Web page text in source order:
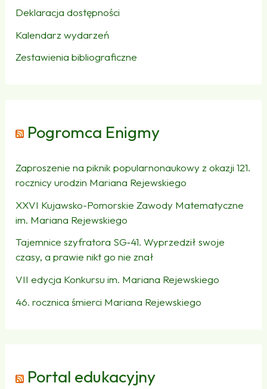
Deklaracja dostępności
Kalendarz wydarzeń
Zestawienia bibliograficzne
Pogromca Enigmy
Zaproszenie na piknik popularnonaukowy z okazji 121.
rocznicy urodzin Mariana Rejewskiego
XXVI Kujawsko-Pomorskie Zawody Matematyczne
im. Mariana Rejewskiego
Tajemnice szyfratora SG‑41. Wyprzedził swoje
czasy, a prawie nikt go nie znał
VII edycja Konkursu im. Mariana Rejewskiego
46. rocznica śmierci Mariana Rejewskiego
Portal edukacyjny